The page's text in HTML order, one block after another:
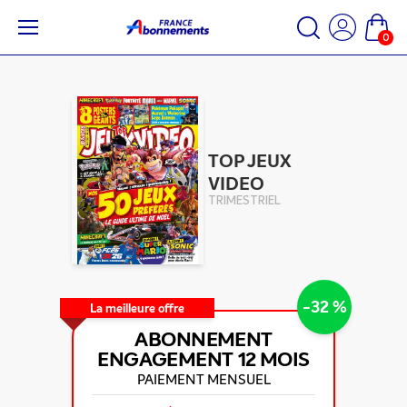
0
TOP JEUX
VIDEO
TRIMESTRIEL
La meilleure offre -32 %
ABONNEMENT
ENGAGEMENT12 MOIS
PAIEMENT MENSUEL